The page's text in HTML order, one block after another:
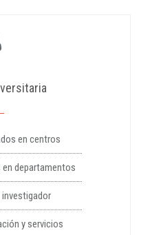
en centros
departamentos
y servicios